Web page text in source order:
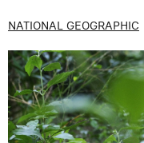
NATIONAL GEOGRAPHIC